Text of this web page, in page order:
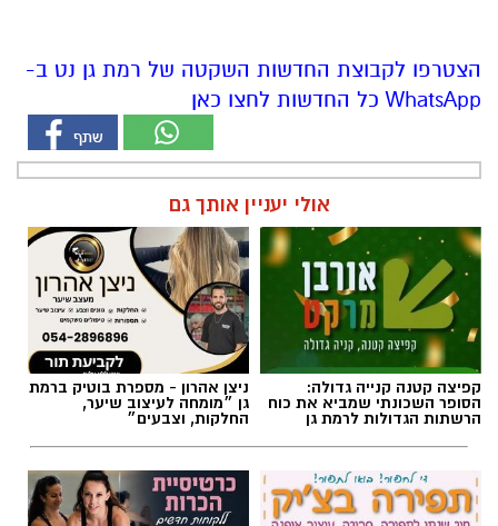
הצטרפו לקבוצת החדשות השקטה של רמת גן נט ב-
WhatsApp כל החדשות לחצו כאן
אולי יעניין אותך גם
קפיצה קטנה קנייה גדולה:
הסופר השכונתי שמביא את כוח
הרשתות הגדולות לרמת גן
ניצן אהרון - מספרת בוטיק ברמת
גן ״מומחה לעיצוב שיער,
החלקות, וצבעים״